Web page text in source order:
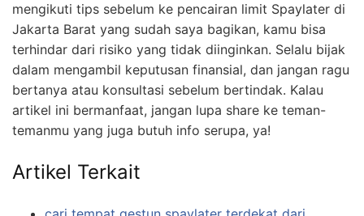
mengikuti tips sebelum ke pencairan limit Spaylater di
Jakarta Barat yang sudah saya bagikan, kamu bisa
terhindar dari risiko yang tidak diinginkan. Selalu bijak
dalam mengambil keputusan finansial, dan jangan ragu
bertanya atau konsultasi sebelum bertindak. Kalau
artikel ini bermanfaat, jangan lupa share ke teman-
temanmu yang juga butuh info serupa, ya!
Artikel Terkait